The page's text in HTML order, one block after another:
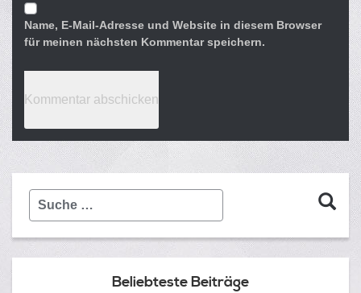
Name, E-Mail-Adresse und Website in diesem Browser
für meinen nächsten Kommentar speichern.
Suche
Beliebteste Beiträge